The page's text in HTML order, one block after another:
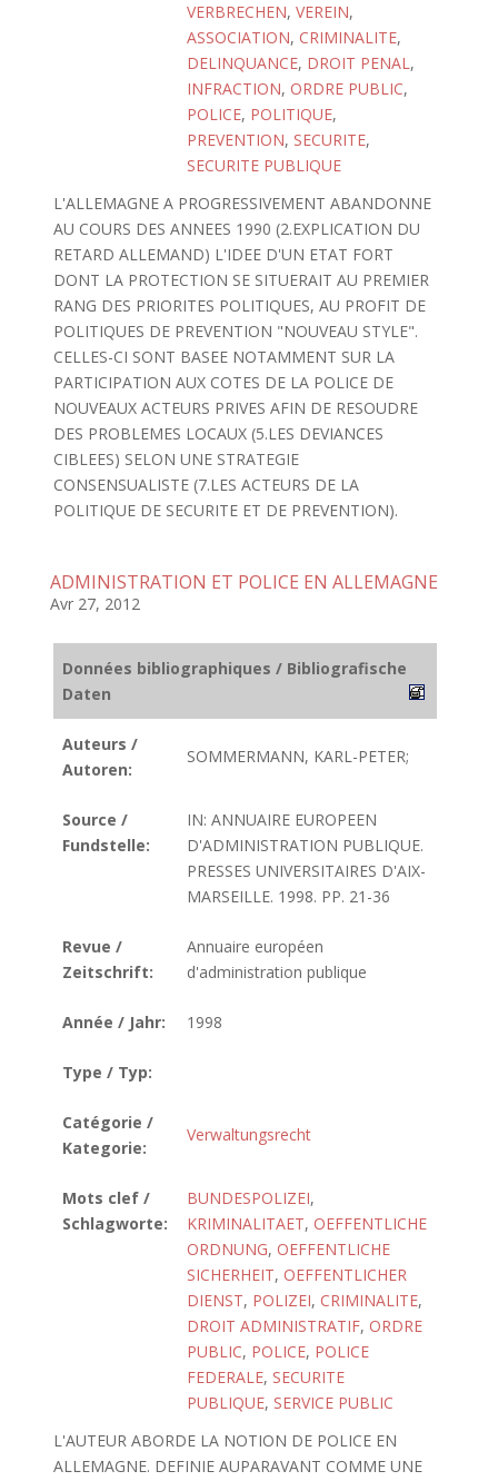
VERBRECHEN, VEREIN,
ASSOCIATION, CRIMINALITE,
DELINQUANCE, DROIT PENAL,
INFRACTION, ORDRE PUBLIC,
POLICE, POLITIQUE,
PREVENTION, SECURITE,
SECURITE PUBLIQUE
L'ALLEMAGNE A PROGRESSIVEMENT ABANDONNE
AU COURS DES ANNEES 1990 (2.EXPLICATION DU
RETARD ALLEMAND) L'IDEE D'UN ETAT FORT
DONT LA PROTECTION SE SITUERAIT AU PREMIER
RANG DES PRIORITES POLITIQUES, AU PROFIT DE
POLITIQUES DE PREVENTION "NOUVEAU STYLE".
CELLES-CI SONT BASEE NOTAMMENT SUR LA
PARTICIPATION AUX COTES DE LA POLICE DE
NOUVEAUX ACTEURS PRIVES AFIN DE RESOUDRE
DES PROBLEMES LOCAUX (5.LES DEVIANCES
CIBLEES) SELON UNE STRATEGIE
CONSENSUALISTE (7.LES ACTEURS DE LA
POLITIQUE DE SECURITE ET DE PREVENTION).
ADMINISTRATION ET POLICE EN ALLEMAGNE
Avr 27, 2012
Données bibliographiques / Bibliografische
Daten
Auteurs /
Autoren:
SOMMERMANN, KARL-PETER;
Source /
Fundstelle:
IN: ANNUAIRE EUROPEEN
D'ADMINISTRATION PUBLIQUE.
PRESSES UNIVERSITAIRES D'AIX-
MARSEILLE. 1998. PP. 21-36
Revue /
Zeitschrift:
Annuaire européen
d'administration publique
Année / Jahr: 1998
Type / Typ:
Catégorie /
Kategorie:
Verwaltungsrecht
Mots clef /
Schlagworte:
BUNDESPOLIZEI,
KRIMINALITAET, OEFFENTLICHE
ORDNUNG, OEFFENTLICHE
SICHERHEIT, OEFFENTLICHER
DIENST, POLIZEI, CRIMINALITE,
DROIT ADMINISTRATIF, ORDRE
PUBLIC, POLICE, POLICE
FEDERALE, SECURITE
PUBLIQUE, SERVICE PUBLIC
L'AUTEUR ABORDE LA NOTION DE POLICE EN
ALLEMAGNE. DEFINIE AUPARAVANT COMME UNE